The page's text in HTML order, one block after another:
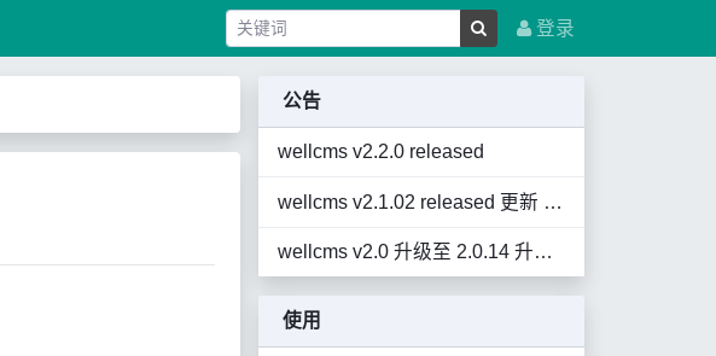
登录
公告
wellcms v2.2.0 released
wellcms v2.1.02 released 更新 2021.10.16 暂未推送，自行覆盖
wellcms v2.0 升级至 2.0.14 升级 UI Oriental Lion 东方狮子
使用